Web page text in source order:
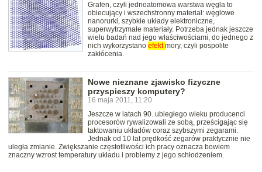
Grafen, czyli jednoatomowa warstwa węgla to
obiecujący i wszechstronny materiał: węglowe
nanorurki, szybkie układy elektroniczne,
superwytrzymałe materiały. Potrzeba jednak jeszcze
wielu badań nad jego właściwościami, do jednego z
nich wykorzystano efektmory, czyli pospolite
zakłócenia.
Nowe nieznane zjawisko fizyczne
przyspieszy komputery?
16 maja 2011, 11:20
Jeszcze w latach 90. ubiegłego wieku producenci
procesorów rywalizowali ze sobą, prześcigając się
taktowaniu układów coraz szybszymi zegarami.
Jednak od 10 lat prędkość zegarów praktycznie nie
uległa zmianie. Zwiększanie częstotliwości ich pracy oznacza bowiem
znaczny wzrost temperatury układu i problemy z jego schłodzeniem.